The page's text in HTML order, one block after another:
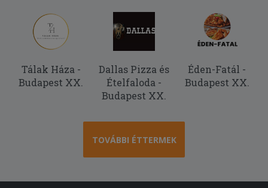
Tálak Háza -
Budapest XX.
Dallas Pizza és
Ételfaloda -
Budapest XX.
Éden-Fatál -
Budapest XX.
TOVÁBBI ÉTTERMEK